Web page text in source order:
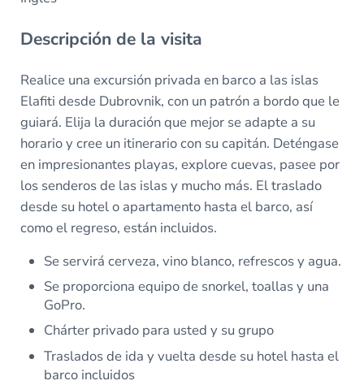
Descripción de la visita
Realice una excursión privada en barco a las islas
Elafiti desde Dubrovnik, con un patrón a bordo que le
guiará. Elija la duración que mejor se adapte a su
horario y cree un itinerario con su capitán. Deténgase
en impresionantes playas, explore cuevas, pasee por
los senderos de las islas y mucho más. El traslado
desde su hotel o apartamento hasta el barco, así
como el regreso, están incluidos.
Se servirá cerveza, vino blanco, refrescos y agua.
Se proporciona equipo de snorkel, toallas y una
GoPro.
Chárter privado para usted y su grupo
Traslados de ida y vuelta desde su hotel hasta el
barco incluidos